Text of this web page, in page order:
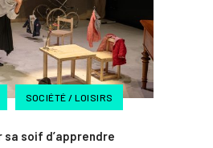
SOCIÉTÉ / LOISIRS
sa soif d’apprendre